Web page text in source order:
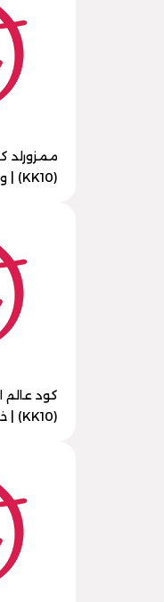
ممزورلد
(KK10) | وفر حتي 100 ريال
كود عالم
(KK10) | خصم 50% الفعال